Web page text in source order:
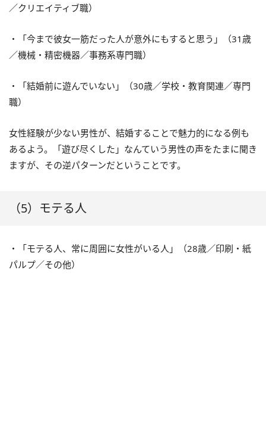
／クリエイティブ職）
・「今まで彼女一筋だった人が意外にもすると思う」（31歳
／機械・精密機器／事務系専門職）
・「結婚前に遊んでいない」（30歳／学校・教育関連／専門
職）
女性経験が少ない男性が、結婚することで魅力的になる例も
あるよう。「遊び尽くした」なんていう男性の声をたまに聞き
ますが、その逆パターンだということです。
（5）モテる人
・「モテる人、常に周囲に女性がいる人」（28歳／印刷・紙
パルプ／その他）